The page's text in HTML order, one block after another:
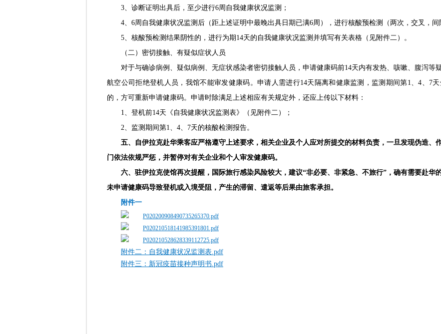
3、诊断证明出具后，至少进行6周自我健康状况监测；
4、6周自我健康状况监测后（距上述证明中最晚出具日期已满6周），进行核酸预检测（两次，交叉，间
5、核酸预检测结果阴性的，进行为期14天的自我健康状况监测并填写有关表格（见附件二）。
（二）密切接触、有疑似症状人员
对于与确诊病例、疑似病例、无症状感染者密切接触人员，申请健康码前14天内有发热、咳嗽、腹泻等
航空公司拒绝登机人员，我馆不能审发健康码。申请人需进行14天隔离和健康监测，监测期间第1、4、7
的，方可重新申请健康码。申请时除满足上述相应有关规定外，还应上传以下材料：
1、登机前14天《自我健康状况监测表》（见附件二）；
2、监测期间第1、4、7天的核酸检测报告。
五、自伊拉克赴华乘客应严格遵守上述要求，相关企业及个人应对所提交的材料负责，一旦发现伪造、
门依法依规严惩，并暂停对有关企业和个人审发健康码。
六、驻伊拉克使馆再次提醒，国际旅行感染风险较大，建议“非必要、非紧急、不旅行”，确有需要赴华
未申请健康码导致登机或入境受阻，产生的滞留、遣返等后果由旅客承担。
附件一
P020200908490735265370.pdf
P020210518141985391801.pdf
P020210528628339112725.pdf
附件二：自我健康状况监测表.pdf
附件三：新冠疫苗接种声明书.pdf